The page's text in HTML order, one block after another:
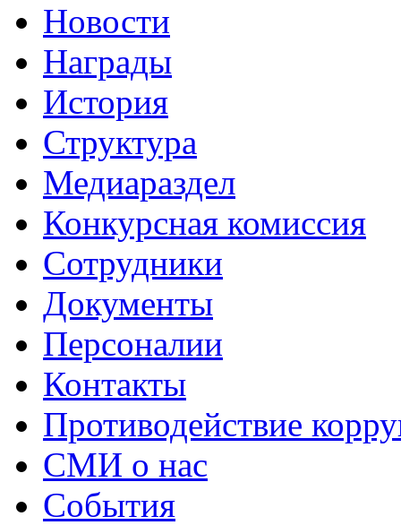
Новости
Награды
История
Структура
Медиараздел
Конкурсная комиссия
Сотрудники
Документы
Персоналии
Контакты
Противодействие
СМИ о нас
События